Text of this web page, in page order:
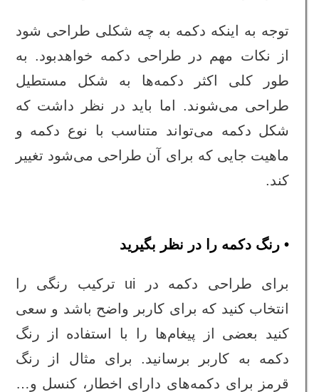
توجه به اینکه دکمه به چه شکلی طراحی شود
از نکات مهم در طراحی دکمه خواهدبود. به
طور کلی اکثر دکمه‌ها به شکل مستطیل
طراحی می‌شوند. اما باید در نظر داشت که
شکل دکمه می‌تواند متناسب با نوع دکمه و
ماهیت جایی که برای آن طراحی می‌شود تغییر
کند.
• رنگ دکمه را در نظر بگیرید
برای طراحی دکمه در ui ترکیب رنگی را
انتخاب کنید که برای کاربر واضح باشد و سعی
کنید بعضی از پیغام‌ها را با استفاده از رنگ
دکمه به کاربر برسانید. برای مثال از رنگ
قرمز برای دکمه‌های دارای اخطار، کنسل و…